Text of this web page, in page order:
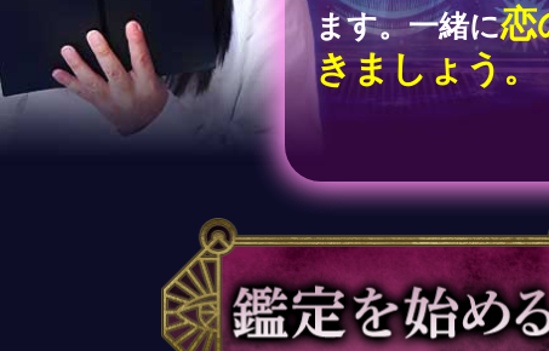
ます。一緒に恋
きましょう。